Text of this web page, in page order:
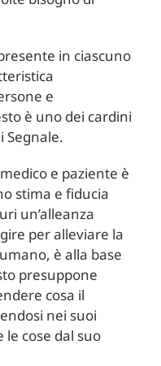
in ciascuno
e
è uno dei cardini
Segnale.
e paziente è
stima e fiducia
un’alleanza
per alleviare la
è alla base
presuppone
cosa il
nei suoi
cose dal suo